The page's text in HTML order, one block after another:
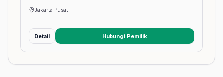
Jakarta Pusat
Detail Hubungi Pemilik(membuka tab baru)